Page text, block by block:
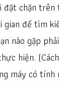
đặt chặn trên
để tìm
nào gặp
hiện.
máy có